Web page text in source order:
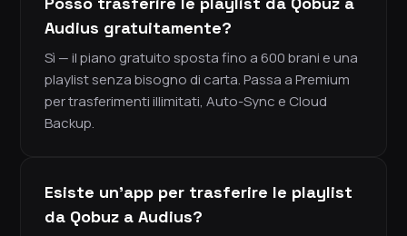
Audius gratuitamente?
Sì — il piano gratuito sposta fino a 600 brani e una
playlist senza bisogno di carta. Passa a Premium
per trasferimenti illimitati, Auto-Sync e Cloud
Backup.
Esiste un'app per trasferire le playlist
da Qobuz a Audius?